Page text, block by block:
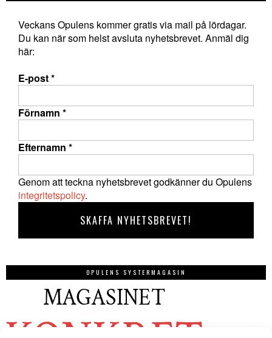
Veckans Opulens kommer gratis via mail på lördagar.
Du kan när som helst avsluta nyhetsbrevet. Anmäl dig
här:
E-post*
Förnamn *
Efternamn *
Genom att teckna nyhetsbrevet godkänner du Opulens
integritetspolicy.
OPULENS SYSTERMAGASIN